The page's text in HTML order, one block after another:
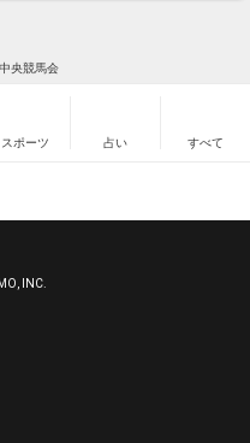
央競馬会
スポーツ 占い すべて
INC.